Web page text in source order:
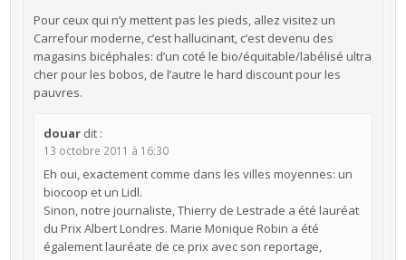
Pour ceux qui n’y mettent pas les pieds, allez visitez un
Carrefour moderne, c’est hallucinant, c’est devenu des
magasins bicéphales: d’un coté le bio/équitable/labélisé ultra
cher pour les bobos, de l’autre le hard discount pour les
pauvres.
douar dit :
13 octobre 2011 à 16:30
Eh oui, exactement comme dans les villes moyennes: un
biocoop et un Lidl.
Sinon, notre journaliste, Thierry de Lestrade a été lauréat
du Prix Albert Londres. Marie Monique Robin a été
également lauréate de ce prix avec son reportage,